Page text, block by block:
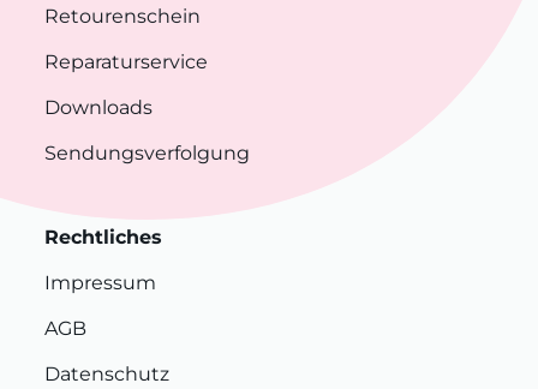
Retourenschein
Reparaturservice
Downloads
Sendungsverfolgung
Rechtliches
Impressum
AGB
Datenschutz